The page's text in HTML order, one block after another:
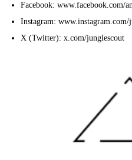
Facebook: www.facebook.com/
Instagram: www.instagram.com/
X (Twitter): x.com/junglescout